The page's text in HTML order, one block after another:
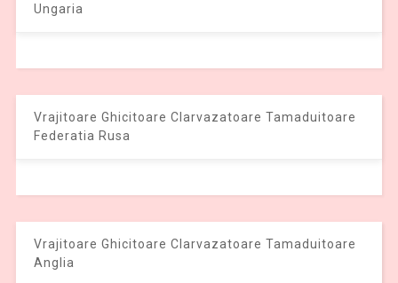
Ungaria
Vrajitoare Ghicitoare Clarvazatoare Tamaduitoare
Federatia Rusa
Vrajitoare Ghicitoare Clarvazatoare Tamaduitoare
Anglia